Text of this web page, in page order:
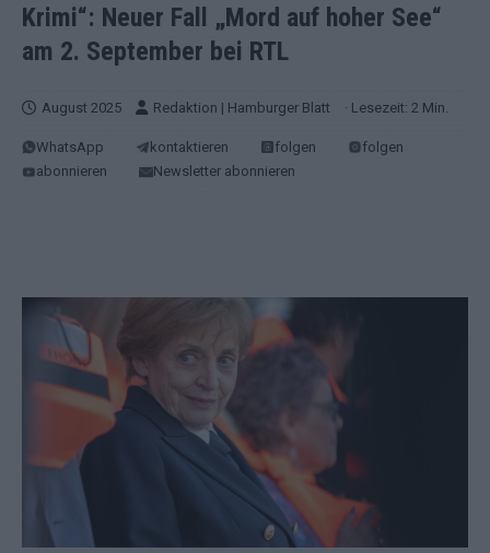
Krimi“: Neuer Fall „Mord auf hoher See“
am 2. September bei RTL
August 2025 Redaktion | Hamburger Blatt · Lesezeit: 2 Min.
WhatsApp kontaktieren folgen
folgen
abonnieren
Newsletter abonnieren